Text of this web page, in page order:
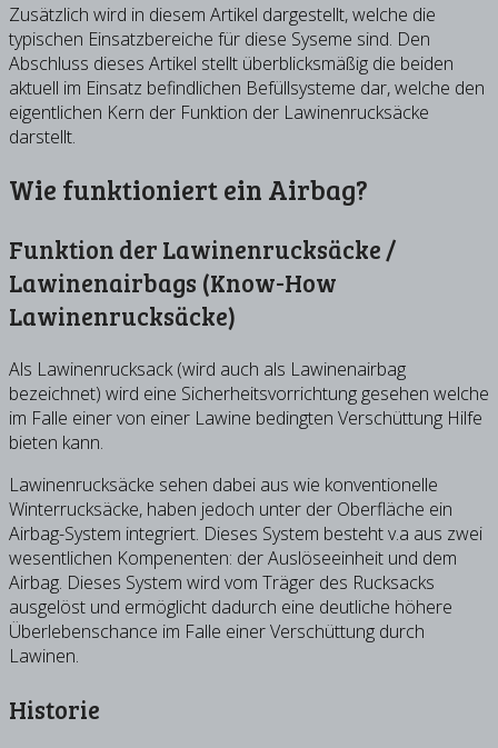
Zusätzlich wird in diesem Artikel dargestellt, welche die
typischen Einsatzbereiche für diese Syseme sind. Den
Abschluss dieses Artikel stellt überblicksmäßig die beiden
aktuell im Einsatz befindlichen Befüllsysteme dar, welche den
eigentlichen Kern der Funktion der Lawinenrucksäcke
darstellt.
Wie funktioniert ein Airbag?
Funktion der Lawinenrucksäcke /
Lawinenairbags (Know-How
Lawinenrucksäcke)
Als Lawinenrucksack (wird auch als Lawinenairbag
bezeichnet) wird eine Sicherheitsvorrichtung gesehen welche
im Falle einer von einer Lawine bedingten Verschüttung Hilfe
bieten kann.
Lawinenrucksäcke sehen dabei aus wie konventionelle
Winterrucksäcke, haben jedoch unter der Oberfläche ein
Airbag-System integriert. Dieses System besteht v.a aus zwei
wesentlichen Kompenenten: der Auslöseeinheit und dem
Airbag. Dieses System wird vom Träger des Rucksacks
ausgelöst und ermöglicht dadurch eine deutliche höhere
Überlebenschance im Falle einer Verschüttung durch
Lawinen.
Historie